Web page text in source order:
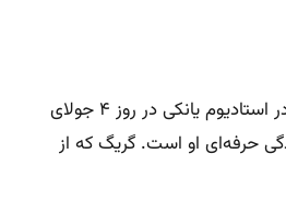
سخنرانی معروف لوگریگ در استادیوم یانکی در روز ۴ جولای
زندگی حرفه‌ای او است. گریگ که از